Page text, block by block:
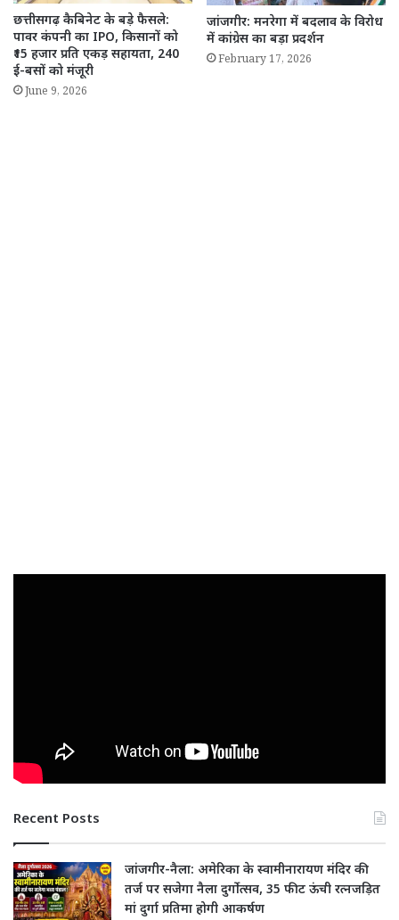
छत्तीसगढ़ कैबिनेट के बड़े फैसले:
पावर कंपनी का IPO, किसानों को
₹15 हजार प्रति एकड़ सहायता, 240
ई-बसों को मंजूरी
June 9, 2026
जांजगीर: मनरेगा में बदलाव के विरोध
में कांग्रेस का बड़ा प्रदर्शन
February 17, 2026
Recent Posts
जांजगीर-नैला: अमेरिका के स्वामीनारायण मंदिर की
तर्ज पर सजेगा नैला दुर्गोत्सव, 35 फीट ऊंची रत्नजड़ित
मां दुर्गा प्रतिमा होगी आकर्षण